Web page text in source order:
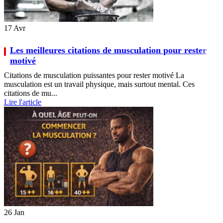
17 Avr
Les meilleures citations de musculation pour rester
motivé
Citations de musculation puissantes pour rester motivé La
musculation est un travail physique, mais surtout mental. Ces
citations de mu...
Lire l'article
26 Jan